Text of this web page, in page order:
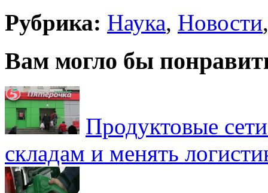
Рубрика: Наука, Новости
Вам могло бы
Продуктовые
складам и менять